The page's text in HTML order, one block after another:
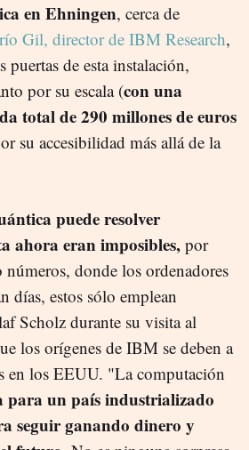
en Ehningen, cerca de
Gil, director de IBM Research,
puertas de esta instalación,
por su escala (con una
total de 290 millones de euros
su accesibilidad más allá de la
puede resolver
ahora eran imposibles, por
donde los ordenadores
días, estos sólo emplean
Scholz durante su visita al
los orígenes de IBM se deben a
en los EEUU. "La computación
para un país industrializado
seguir ganando dinero y